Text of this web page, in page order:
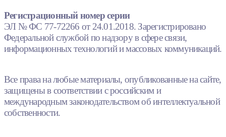
Регистрационный номер серии
ЭЛ № ФС 77-72266 от 24.01.2018. Зарегистрировано
Федеральной службой по надзору в сфере связи,
информационных технологий и массовых коммуникаций.
Все права на любые материалы, опубликованные на сайте,
защищены в соответствии с российским и
международным законодательством об интеллектуальной
собственности.